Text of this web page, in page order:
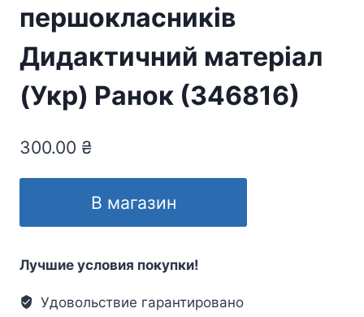
першокласників
Дидактичний матеріал
(Укр) Ранок (346816)
300.00 ₴
В магазин
Лучшие условия покупки!
Удовольствие гарантировано